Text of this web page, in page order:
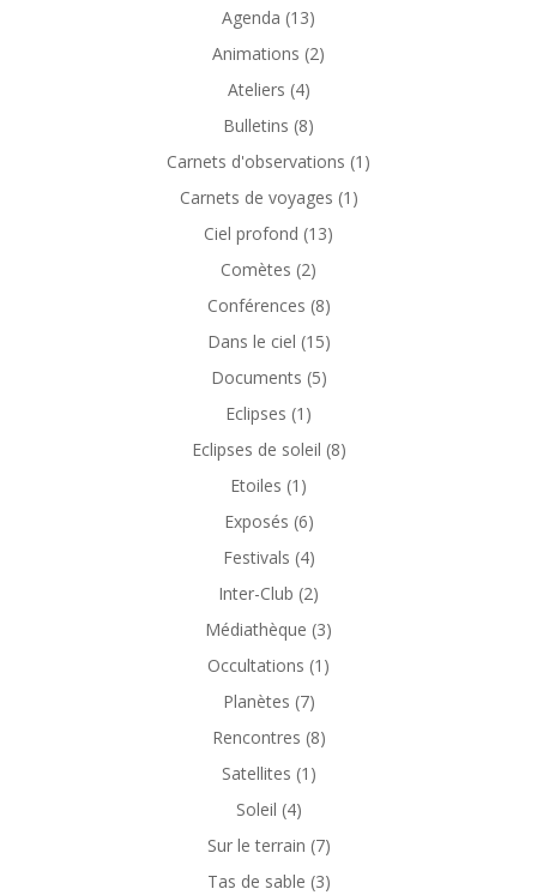
Agenda (13)
Animations (2)
Ateliers (4)
Bulletins (8)
Carnets d'observations (1)
Carnets de voyages (1)
Ciel profond (13)
Comètes (2)
Conférences (8)
Dans le ciel (15)
Documents (5)
Eclipses (1)
Eclipses de soleil (8)
Etoiles (1)
Exposés (6)
Festivals (4)
Inter-Club (2)
Médiathèque (3)
Occultations (1)
Planètes (7)
Rencontres (8)
Satellites (1)
Soleil (4)
Sur le terrain (7)
Tas de sable (3)